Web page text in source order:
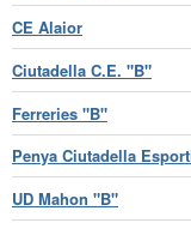
CE Alaior
Ciutadella C.E. "B"
Ferreries "B"
Penya Ciutadella
UD Mahon "B"